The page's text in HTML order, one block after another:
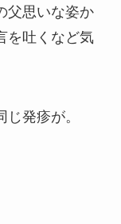
父思いな姿か
を吐くなど気
発疹が。